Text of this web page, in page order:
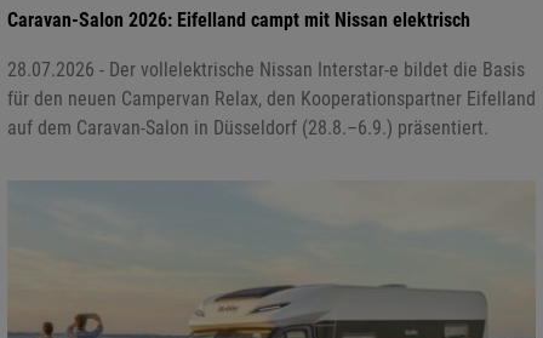
Caravan-Salon 2026: Eifelland campt mit Nissan elektrisch
28.07.2026 - Der vollelektrische Nissan Interstar-e bildet die Basis
für den neuen Campervan Relax, den Kooperationspartner Eifelland
auf dem Caravan-Salon in Düsseldorf (28.8.–6.9.) präsentiert.